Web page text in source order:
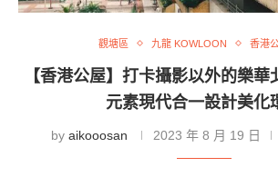
觀塘區 九龍 KOWLOON 香港
【香港公屋】打卡攝影以外的樂
元素現代合一設計美化
by aikooosan 2023 年 8 月 19 日